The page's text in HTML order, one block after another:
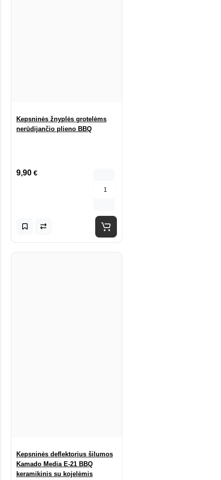
Kepsninės žnyplės grotelėms
nerūdijančio plieno BBQ
9,90 €
Kepsninės deflektorius šilumos
Kamado Media E-21 BBQ
keramikinis su kojelėmis